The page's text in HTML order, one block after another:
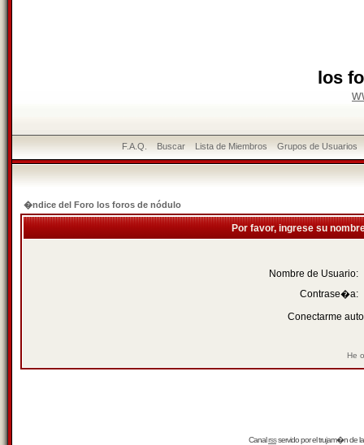
los
F.A.Q. Buscar Lista de Miembros Grupos de Usuarios
�ndice del Foro los foros de nódulo
Por favor, ingrese su
Nombre de Usuario:
Contrase�a:
Conectarme
He
Canalrssservido por eltrujam�nde